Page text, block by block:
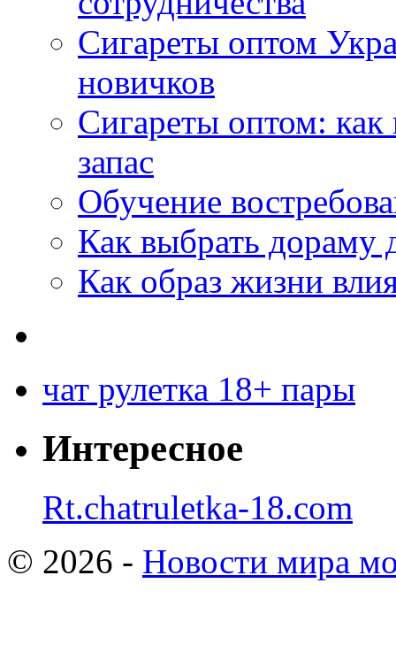
Сигареты оптом
новичков
Сигареты оптом:
запас
Обучение
Как выбрать дораму
Как образ жизни
чат рулетка 18+ пары
Интересное
Rt.chatruletka-18.com
© 2026 - Новости мира